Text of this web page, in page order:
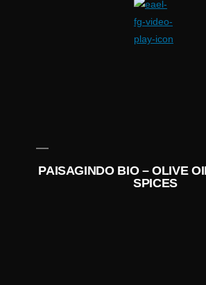
PAISAGINDO BIO – OLIVE
SPICES